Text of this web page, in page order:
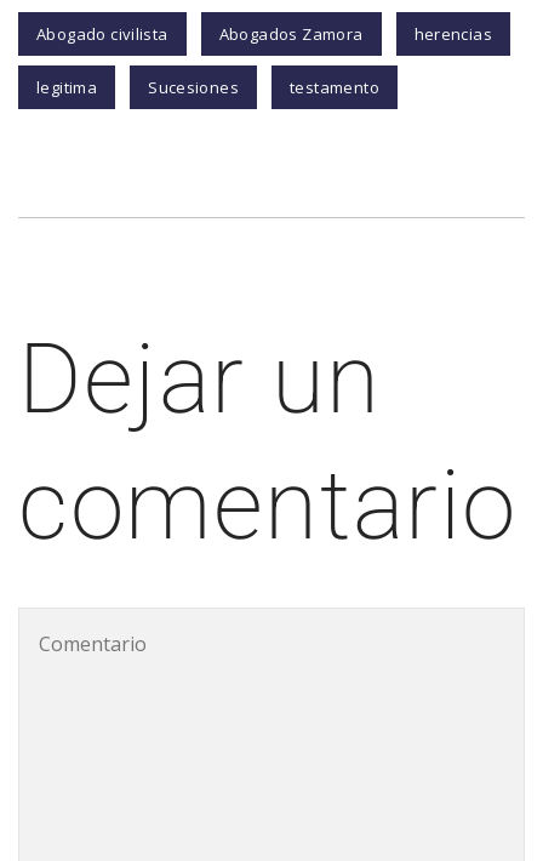
Abogado civilista Abogados Zamora herencias
legitima Sucesiones testamento
Dejar un
comentario